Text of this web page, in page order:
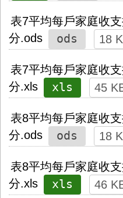
表7平均每戶家庭收
分.ods
ods 18
表7平均每戶家庭收
分.xls
xls 45
表8平均每戶家庭收
分.ods
ods 18
表8平均每戶家庭收
分.xls
xls 46